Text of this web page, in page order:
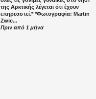
της Αρκτικής λέγεται ότι έχουν
επηρεαστεί.* *Φωτογραφία: Martin
Zwic...
Πριν από 1 μήνα